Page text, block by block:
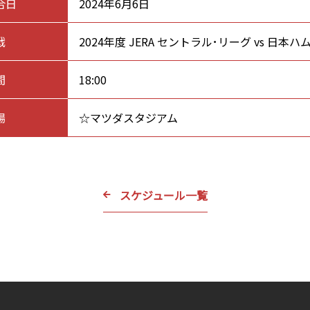
日 2024年6月6日
2024年度 JERA セントラル･リーグ vs 日本ハ
18:00
☆マツダスタジアム
スケジュール一覧